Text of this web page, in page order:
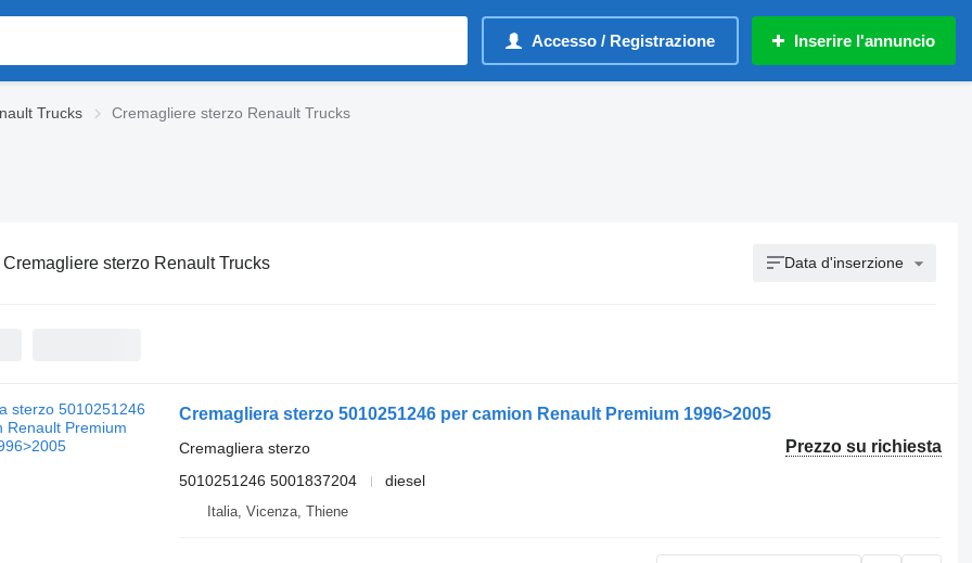
Accesso / Registrazione Inserire l'annuncio
Trucks Cremagliere sterzo Renault Trucks
Cremagliere sterzo Renault Trucks Data d'inserzione
Cremagliera sterzo 5010251246 per camion Renault Premium 1996>2005
Prezzo su richiesta
Cremagliera sterzo
5010251246 5001837204
diesel
Italia, Vicenza, Thiene